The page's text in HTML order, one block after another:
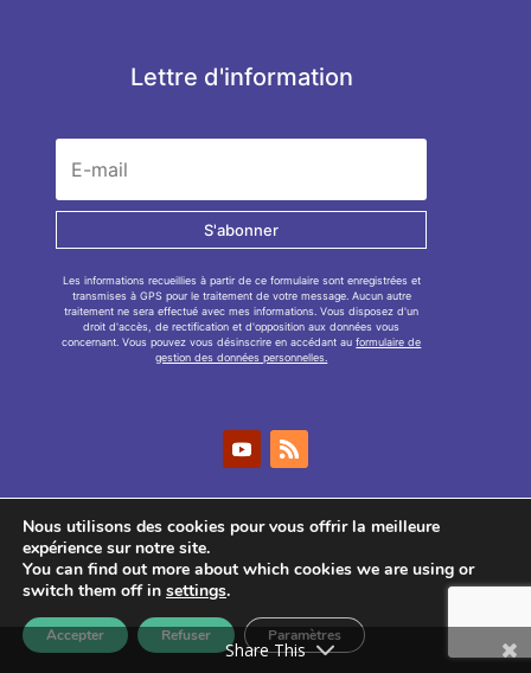
Lettre d'information
S'abonner
Les informations recueillies à partir de ce formulaire sont enregistrées et
transmises à GPS pour le traitement de votre message. Aucun autre
traitement ne sera effectué avec mes informations. Vous disposez d'un
droit d'accès, de rectification et d'opposition aux données vous
concernant. Vous pouvez vous désinscrire en accédant auformulaire de
gestion des données personnelles.
GPS2026– Tous droits réservés – Mentions
Politique de confidentialité
Nous utilisons des cookies pour vous offrir la meilleure
expérience sur notre site.
You can find out more about which cookies we are using or
switch them off in settings.
Accepter Refuser Paramètres
Share This